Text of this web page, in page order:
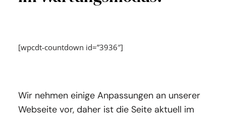
[wpcdt-countdown id=”3936″]
Wir nehmen einige Anpassungen an unserer
Webseite vor, daher ist die Seite aktuell im